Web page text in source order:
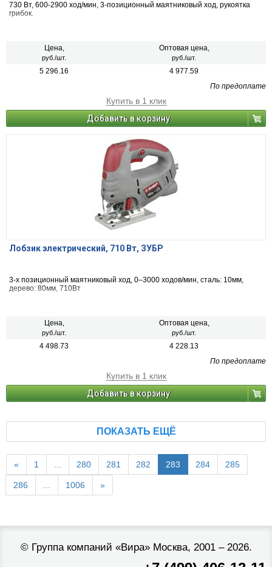
730 Вт, 600-2900 ход/мин, 3-позиционный маятниковый ход, рукоятка
грибок.
Цена,
руб./шт.
Оптовая цена,
руб./шт.
5 296.16
4 977.59
По предоплате
Купить в 1 клик
Добавить в корзину
Лобзик электрический, 710 Вт, ЗУБР
3-х позиционный маятниковый ход, 0–3000 ходов/мин, сталь: 10мм,
дерево: 80мм, 710Вт
Цена,
руб./шт.
Оптовая цена,
руб./шт.
4 498.73
4 228.13
По предоплате
Купить в 1 клик
Добавить в корзину
ПОКАЗАТЬ ЕЩЁ
« 1 ... 280 281 282 283 284 285
286 ... 1006 »
© Группа компаний «Вира»Москва, 2001 – 2026.